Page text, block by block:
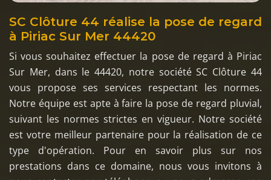
SC Clôture 44 réalise la pose de regard
à Piriac Sur Mer 44420
Si vous souhaitez effectuer la pose de regard à Piriac
Sur Mer, dans le 44420, notre société SC Clôture 44
vous propose ses services respectant les normes.
Notre équipe est apte à faire la pose de regard pluvial,
suivant les normes strictes en vigueur. Notre société
est votre meilleur partenaire pour la réalisation de ce
type d'opération. Pour en savoir plus sur nos
prestations dans ce domaine, nous vous invitons à